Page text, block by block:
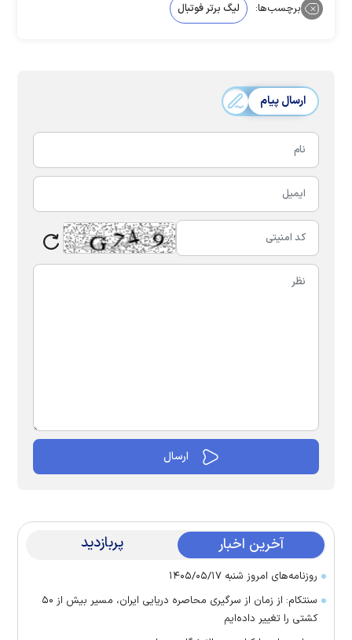
برچسب‌ها: لیگ برتر فوتبال
ارسال پیام
آخرین اخبار پربازدید
روزنامه‌های امروز شنبه ۱۴۰۵/۰۵/۱۷
سنتکام: از زمان از سرگیری محاصره دریایی ایران، مسیر بیش از ۵۰
کشتی را تغییر داده‌ایم